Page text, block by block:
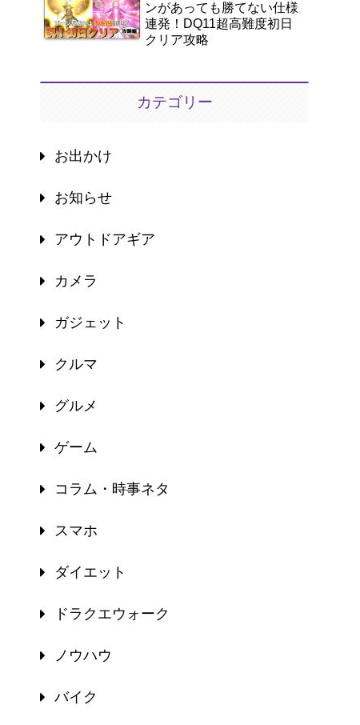
ンがあっても勝てない仕様
連発！DQ11超高難度初日
クリア攻略
カテゴリー
お出かけ
お知らせ
アウトドアギア
カメラ
ガジェット
クルマ
グルメ
ゲーム
コラム・時事ネタ
スマホ
ダイエット
ドラクエウォーク
ノウハウ
バイク